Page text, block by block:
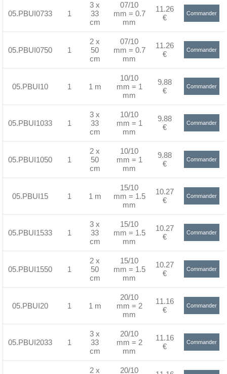
05.PBUI0733 1
3 x
33
cm
07/10
mm = 0.7
mm
11.26
€
Commander
05.PBUI0750 1
2 x
50
cm
07/10
mm = 0.7
mm
11.26
€
Commander
05.PBUI10 1 1 m
10/10
mm = 1
mm
9.88
€
Commander
05.PBUI1033 1
3 x
33
cm
10/10
mm = 1
mm
9.88
€
Commander
05.PBUI1050 1
2 x
50
cm
10/10
mm = 1
mm
9.88
€
Commander
05.PBUI15 1 1 m
15/10
mm = 1.5
mm
10.27
€
Commander
05.PBUI1533 1
3 x
33
cm
15/10
mm = 1.5
mm
10.27
€
Commander
05.PBUI1550 1
2 x
50
cm
15/10
mm = 1.5
mm
10.27
€
Commander
05.PBUI20 1 1 m
20/10
mm = 2
mm
11.16
€
Commander
05.PBUI2033 1
3 x
33
cm
20/10
mm = 2
mm
11.16
€
Commander
2 x
20/10